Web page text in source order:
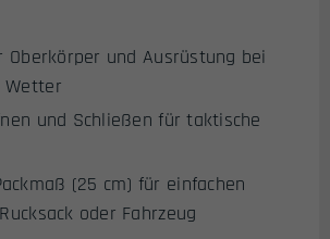
Oberkörper und Ausrüstung bei
Wetter
und Schließen für taktische
(25 cm) für einfachen
oder Fahrzeug